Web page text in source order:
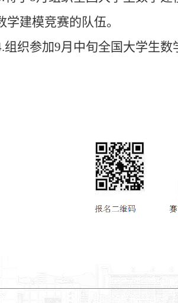
学建模竞赛的队伍。
组织参加9月中旬全国大学生数